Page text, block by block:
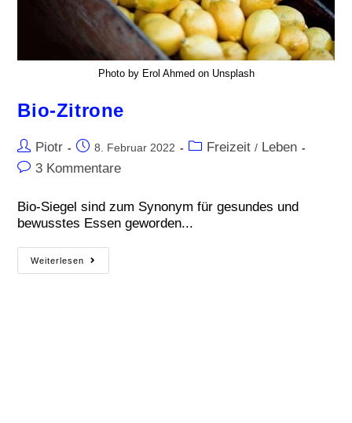
Photo by Erol Ahmed on Unsplash
Bio-Zitrone
Piotr 8. Februar 2022 Freizeit / Leben
3 Kommentare
Bio-Siegel sind zum Synonym für gesundes und
bewusstes Essen geworden...
Weiterlesen